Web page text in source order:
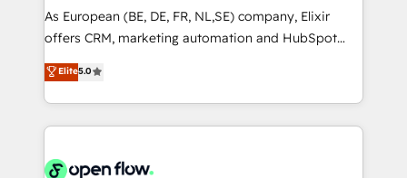
strategy, executed well, and reported on with clear
results. The culture is driven by core values; Joy, Grit,
Mindedness, and Clarity. We are driven to win for the
collective good of the company and its clientele, and
things are happening.
As European (BE, DE, FR, NL,SE) company, Elixir
offers CRM, marketing automation and HubSpot
integration products and services to mid-market
and enterprise customers. We ensure that your sales,
service and marketing department operates in the
most effective way, while at the same time
integrated buyers journey. Elixir is located in
Elite5.0